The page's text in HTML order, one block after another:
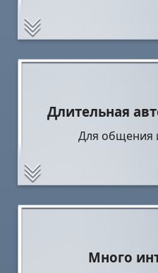
Длительная
Для общения
Много